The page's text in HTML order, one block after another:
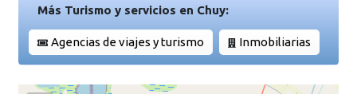
Más Turismo y servicios en Chuy:
Agencias de viajes y turismo Inmobiliarias